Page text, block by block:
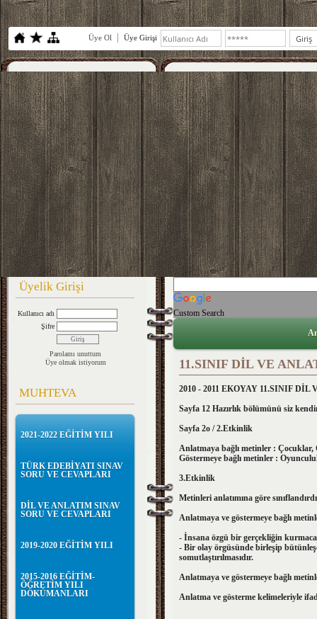
Üye Ol Üye Girişi
Üyelik Girişi
Kullanıcı adı
Şifre
Parolamı unuttum
Üye olmak istiyorum
MUHTEVA
2021-2022 EĞİTİM YILI
TÜRK EDEBİYATI SINAV
SORU VE CEVAPLARI
DİL VE ANLATIM SINAV
SORU VE CEVAPLARI
2019-2020 EĞİTİM YILI
2015-2016 EĞİTİM-
ÖĞRETİM YILI
DÖKÜMANLARI
Custom Search
11.SINIF DİL VE
2010 - 2011 EKOYAY 11.SINIF
Sayfa 12 Hazırlık bölümünü siz
Sayfa 2o / 2.Etkinlik
Anlatmaya bağlı metinler : Çocuklar,
Göstermeye bağlı metinler :
3.Etkinlik
Metinleri anlatımına göre
Anlatmaya ve göstermeye bağlı
- İnsana özgü bir gerçekliğin
- Bir olay örgüsünde birleşip
somutlaştırılmasıdır.
Anlatmaya ve göstermeye bağlı
Anlatma ve gösterme kelimeleriyle